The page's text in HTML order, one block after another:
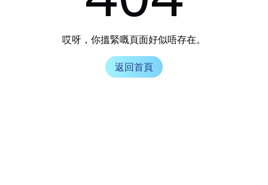
哎呀，你搵緊嘅頁面好似唔存在。
返回首頁